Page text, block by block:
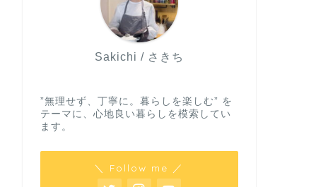
Sakichi / さきち
”無理せず、丁寧に。暮らしを楽しむ” を
テーマに、心地良い暮らしを模索してい
ます。
＼ Follow me ／